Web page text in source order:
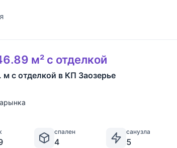
м² с отделкой
с отделкой в КП Заозерье
спален
4
санузла
5